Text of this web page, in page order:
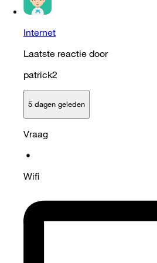
Internet
Laatste reactie door
patrick2
5 dagen geleden
Vraag
•
Wifi